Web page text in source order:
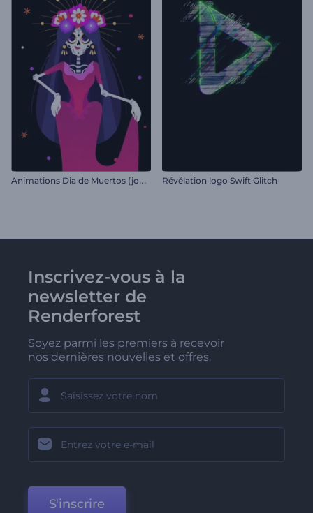
A
nimations Dia de Muertos (jour des morts) Révélation logo Swift Glitch
Inscrivez-vous à la
newsletter de
Renderforest
Soyez parmi les premiers à recevoir
nos dernières nouvelles et offres.
S'inscrire